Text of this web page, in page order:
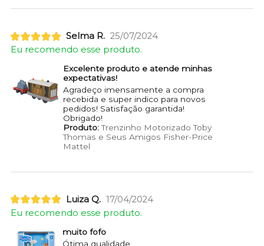
Selma R. 25/07/2024
Eu recomendo esse produto.
Excelente produto e atende minhas
expectativas!
Agradeço imensamente a compra
recebida e super indico para novos
pedidos! Satisfação garantida!
Obrigado!
Produto:Trenzinho Motorizado Toby
Thomas e Seus Amigos Fisher-Price
Mattel
Luiza Q. 17/04/2024
Eu recomendo esse produto.
muito fofo
Ótima qualidade.